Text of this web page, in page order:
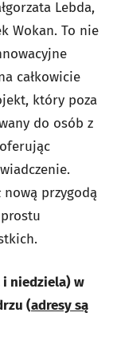
Lebda,
Wokan. To nie
całkowicie
który poza
do osób z
nową przygodą
i niedziela) w
(adresy są